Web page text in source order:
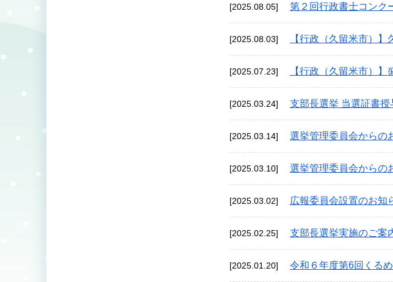
[2025.08.05] 第２回行政書士コンク
[2025.08.03] 【行政（久留米市）
[2025.07.23] 【行政（久留米市）
[2025.03.24] 支部長選挙 当選証書授
[2025.03.14] 選挙管理委員会からの
[2025.03.10] 選挙管理委員会からの
[2025.03.02] 広報委員会設置のお知
[2025.02.25] 支部長選挙実施のご案
[2025.01.20] 令和６年度第6回くる